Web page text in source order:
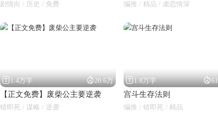
剧情向 / 历史 / 免费 编推 / 精品 / 虐恋情深
1.4万字 20.6万
【正文免费】废柴公主要逆袭
错即死 / 谋略 / 逆袭
1.8万字 
宫斗生存法则
编推 / 错即死 / 精品